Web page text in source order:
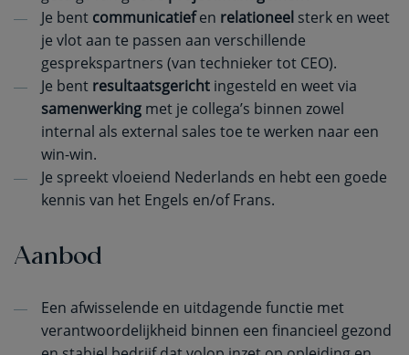
Je bent communicatiefen relationeel sterk en weet
je vlot aan te passen aan verschillende
gesprekspartners (van technieker tot CEO).
Je bent resultaatsgericht ingesteld en weet via
samenwerking met je collega’s binnen zowel
internal als external sales toe te werken naar een
win-win.
Je spreekt vloeiend Nederlands en hebt een goede
kennis van het Engels en/of Frans.
Aanbod
Een afwisselende en uitdagende functie met
verantwoordelijkheid binnen een financieel gezond